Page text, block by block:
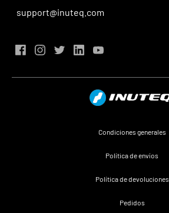
support@inuteq.com
Condiciones generales
Política de envíos
Política de devoluciones
Pedidos